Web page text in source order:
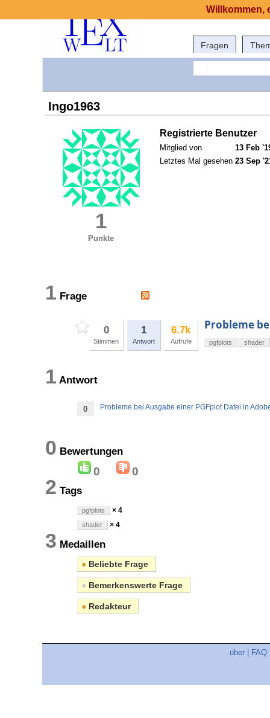
Fragen
Ingo1963
1
Punkte
Registrierte Benutzer
Mitglied von
13 Feb
Letztes Mal gesehen 23 Sep
1 Frage
0
Stimmen
1
Antwort
6.7k
Aufrufe
Probleme
pgfplots shader
1 Antwort
0 Probleme bei Ausgabe einer PGFplot Datei in
0 Bewertungen
0 0
2 Tags
pgfplots × 4
shader × 4
3 Medaillen
● Beliebte Frage
● Bemerkenswerte Frage
● Redakteur
über FAQ
Willkommen,